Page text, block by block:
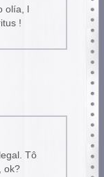
l
!
Tô
ok?